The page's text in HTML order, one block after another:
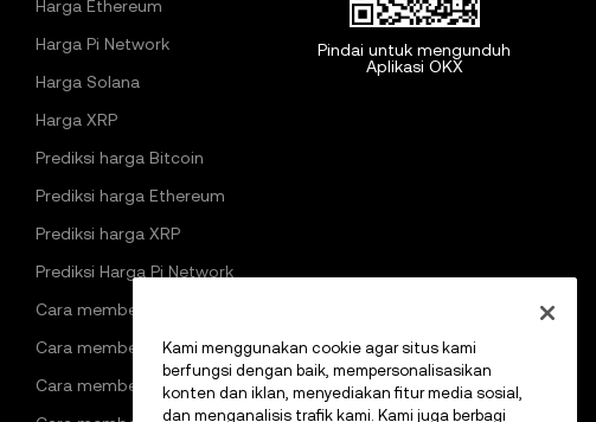
Harga Ethereum
Harga Pi Network
Harga Solana
Harga XRP
Prediksi harga Bitcoin
Prediksi harga Ethereum
Prediksi harga XRP
Prediksi Harga Pi Network
Cara membeli kripto
Cara membeli Bitcoin
Cara membeli Ethereum
Pindai untuk mengunduh
Aplikasi OKX
Kami menggunakan cookie agar situs kami
berfungsi dengan baik, mempersonalisasikan
konten dan iklan, menyediakan fitur media sosial,
dan menganalisis trafik kami. Kami juga berbagi